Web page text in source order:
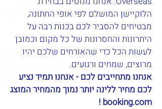
הלוקיישן המושלם לפי אופי החתונה,
מבטיחים להסביר לכם בכנות רבה על
היתרונות והחסרונות של כל מקום וכמובן
לעשות הכל כדי שהאורחים שלכם יהיו
מרוצים, שמחים ורגועים.
אנחנו מתחייבים לכם - אנחנו תמיד נציע
לכם מחיר ללינה יותר נמוך מהמחיר המוצג
booking.com !